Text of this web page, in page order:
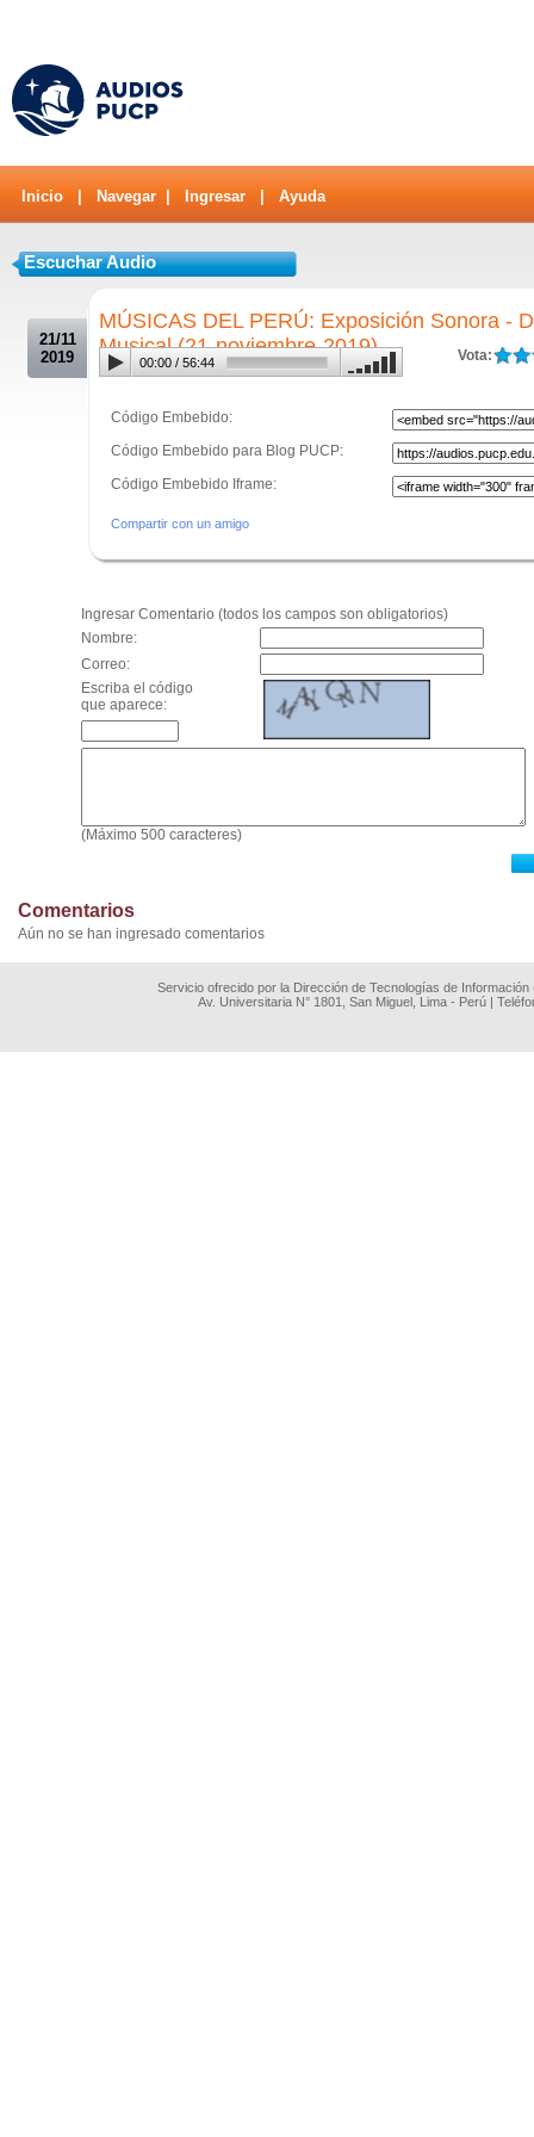
Inicio Navegar Ingresar Ayuda
Escuchar Audio
21/11
2019
MÚSICAS DEL PERÚ: Exposición Sonora -
Musical (21-noviembre-2019)
Vota:
00:00 / 56:44
Código Embebido:
Código Embebido para Blog PUCP:
Código Embebido Iframe:
Compartir con un amigo
Ingresar Comentario (todos los campos son obligatorios)
Nombre:
Correo:
Escriba el código
que aparece:
(Máximo 500 caracteres)
Comentarios
Aún no se han ingresado comentarios
Servicio ofrecido por la Dirección de Tecnologías de
Av. Universitaria N° 1801, San Miguel, Lima - Perú |